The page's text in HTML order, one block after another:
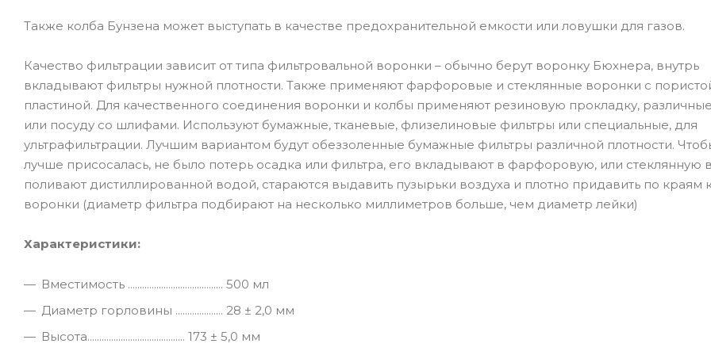
Также колба Бунзена может выступать в качестве предохранительной емкости или ловушки для газов.
Качество фильтрации зависит от типа фильтровальной воронки – обычно берут воронку Бюхнера, внутрь
вкладывают фильтры нужной плотности. Также применяют фарфоровые и стеклянные воронки с
пластиной. Для качественного соединения воронки и колбы применяют резиновую прокладку,
или посуду со шлифами. Используют бумажные, тканевые, флизелиновые фильтры или специальные, для
ультрафильтрации. Лучшим вариантом будут обеззоленные бумажные фильтры различной плотности.
лучше присосалась, не было потерь осадка или фильтра, его вкладывают в фарфоровую, или стеклянную
поливают дистиллированной водой, стараются выдавить пузырьки воздуха и плотно придавить по краям
воронки (диаметр фильтра подбирают на несколько миллиметров больше, чем диаметр лейки)
Характеристики:
Вместимость ........................................ 500 мл
Диаметр горловины .................... 28 ± 2,0 мм
Высота......................................... 173 ± 5,0 мм